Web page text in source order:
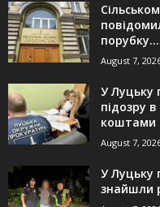
порубку...
August 7,
У Луцьку
підозру
коштами
August 7,
У Луцьку
знайшли